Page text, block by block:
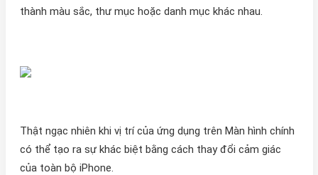
thành màu sắc, thư mục hoặc danh mục khác nhau.
Thật ngạc nhiên khi vị trí của ứng dụng trên Màn hình chính
có thể tạo ra sự khác biệt bằng cách thay đổi cảm giác
của toàn bộ iPhone.